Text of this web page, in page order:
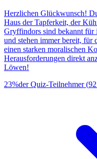
Herzlichen Glückwunsch!
Haus der Tapferkeit, der
Gryffindors sind bekannt für
und stehen immer bereit, für
einen starken moralischen
Herausforderungen direkt
Löwen!
23%der Quiz-Teilnehmer(92